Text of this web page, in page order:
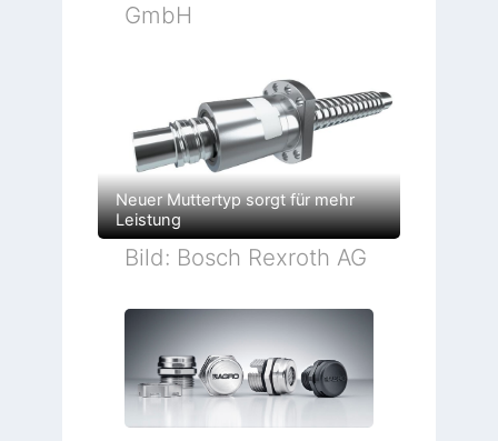
GmbH
Neuer Muttertyp sorgt für mehr
Leistung
Bild: Bosch Rexroth AG